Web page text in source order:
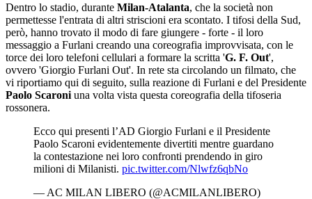
Dentro lo stadio, durante Milan-Atalanta, che la società non
permettesse l'entrata di altri striscioni era scontato. I tifosi della Sud,
però, hanno trovato il modo di fare giungere - forte - il loro
messaggio a Furlani creando una coreografia improvvisata, con le
torce dei loro telefoni cellulari a formare la scritta 'G. F. Out',
ovvero 'Giorgio Furlani Out'. In rete sta circolando un filmato, che
vi riportiamo qui di seguito, sulla reazione di Furlani e del Presidente
Paolo Scaroni una volta vista questa coreografia della tifoseria
rossonera.
Ecco qui presenti l’AD Giorgio Furlani e il Presidente
Paolo Scaroni evidentemente divertiti mentre guardano
la contestazione nei loro confronti prendendo in giro
milioni di Milanisti. pic.twitter.com/Nlwfz6qbNo
— AC MILAN LIBERO (@ACMILANLIBERO)